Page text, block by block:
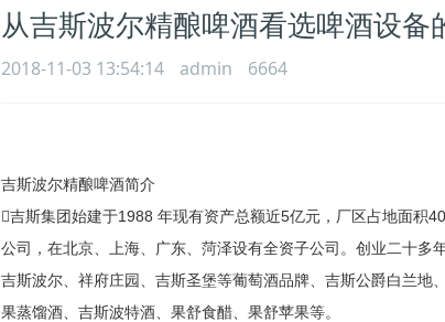
从吉斯波尔精酿啤酒看选啤酒设备
2018-11-03 13:54:14 admin 6664
吉斯波尔精酿啤酒简介
吉斯集团始建于1988 年现有资产总额近5亿元，厂区占地面积
公司，在北京、上海、广东、菏泽设有全资子公司。创业二十
吉斯波尔、祥府庄园、吉斯圣堡等葡萄酒品牌、吉斯公爵白兰
果蒸馏酒、吉斯波特酒、果舒食醋、果舒苹果等。